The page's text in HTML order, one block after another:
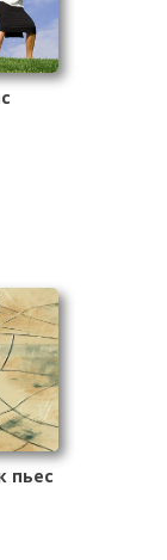
пьес